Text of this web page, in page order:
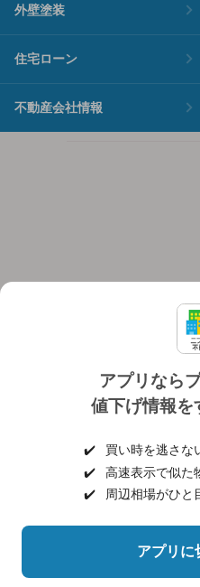
アプリなら
値下げ情報を
✔️
買い時を逃さな
✔️
高速表示で似た
✔️
周辺相場がひと
アプリに
外壁塗装
住宅ローン
不動産会社情報
個人情報保護ポ
ヘルプ・お問い
©NIFTY